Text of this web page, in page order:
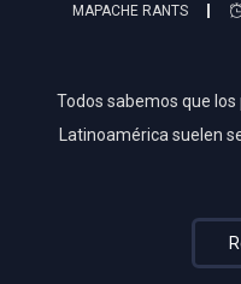
MAPACHE RANTS
Todos sabemos que
Latinoamérica suelen